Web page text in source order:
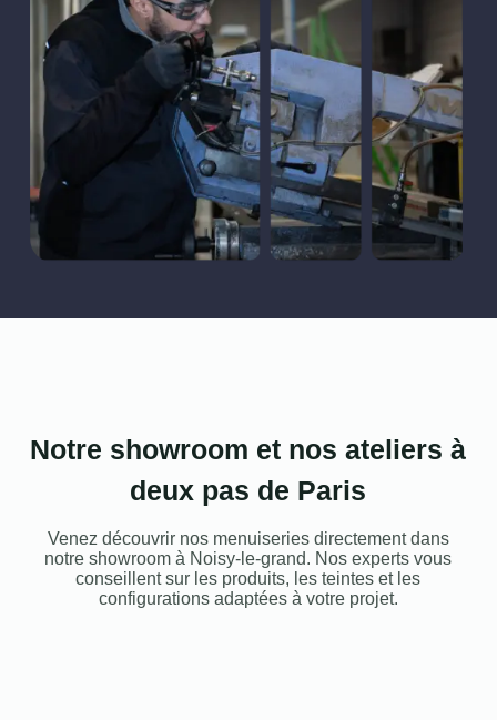
Notre showroom et nos ateliers à
deux pas de Paris
Venez découvrir nos menuiseries directement dans
notre showroom à Noisy-le-grand. Nos experts vous
conseillent sur les produits, les teintes et les
configurations adaptées à votre projet.